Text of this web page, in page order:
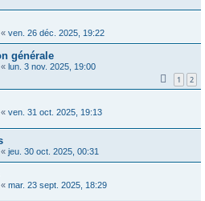
« ven. 26 déc. 2025, 19:22
générale
« lun. 3 nov. 2025, 19:00
1 2
« ven. 31 oct. 2025, 19:13
« jeu. 30 oct. 2025, 00:31
« mar. 23 sept. 2025, 18:29